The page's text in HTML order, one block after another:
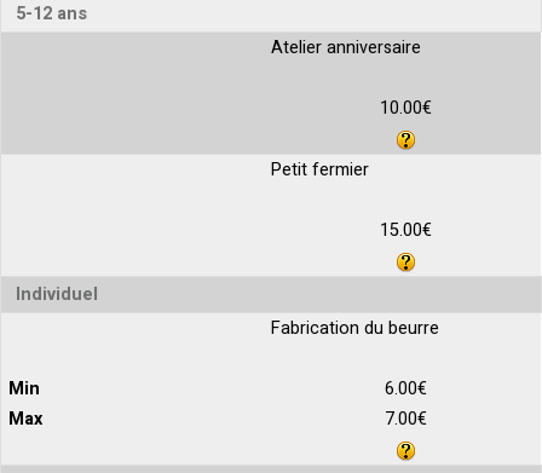
5-12 ans
Atelier anniversaire
10.00€
Petit fermier
15.00€
Individuel
Fabrication du beurre
6.00€
7.00€